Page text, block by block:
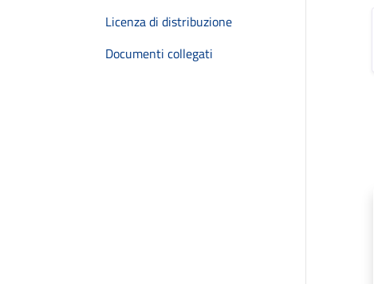
Licenza di distribuzione
Documenti collegati